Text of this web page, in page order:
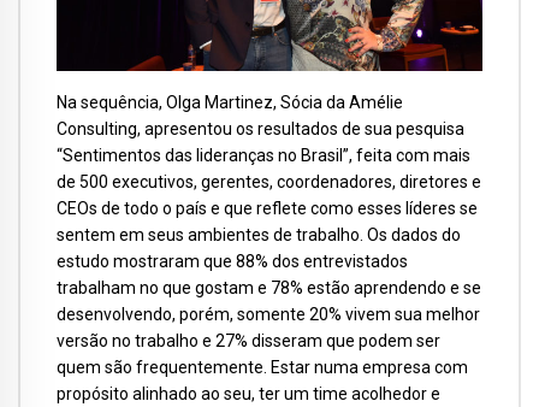
Na sequência, Olga Martinez, Sócia da Amélie
Consulting, apresentou os resultados de sua pesquisa
“Sentimentos das lideranças no Brasil”, feita com mais
de 500 executivos, gerentes, coordenadores, diretores e
CEOs de todo o país e que reflete como esses líderes se
sentem em seus ambientes de trabalho. Os dados do
estudo mostraram que 88% dos entrevistados
trabalham no que gostam e 78% estão aprendendo e se
desenvolvendo, porém, somente 20% vivem sua melhor
versão no trabalho e 27% disseram que podem ser
quem são frequentemente. Estar numa empresa com
propósito alinhado ao seu, ter um time acolhedor e